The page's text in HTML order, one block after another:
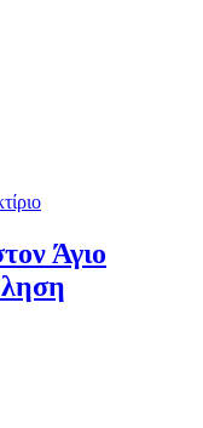
Άγιο